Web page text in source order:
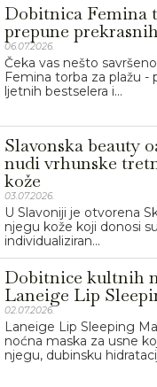
Dobitnica Femina
prepune
06.07.2026.
Čeka vas nešto
Femina torba za plažu -
ljetnih bestselera i...
Slavonska beauty
nudi vrhunske
kože
03.07.2026.
U Slavoniji je otvorena
njegu kože koji donosi
individualiziran...
Dobitnice kultnih
Laneige Lip
02.07.2026.
Laneige Lip Sleeping
noćna maska za usne
njegu, dubinsku